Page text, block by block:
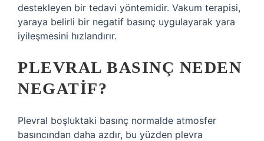
destekleyen bir tedavi yöntemidir. Vakum terapisi,
yaraya belirli bir negatif basınç uygulayarak yara
iyileşmesini hızlandırır.
PLEVRAL BASINÇ NEDEN
NEGATIF?
Plevral boşluktaki basınç normalde atmosfer
basıncından daha azdır, bu yüzden plevra